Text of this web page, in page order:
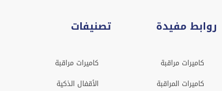
روابط مفيدة
كاميرات مراقبة
كاميرات المراقبة
تصنيفات
كاميرات مراقبة
الأقفال الذكية